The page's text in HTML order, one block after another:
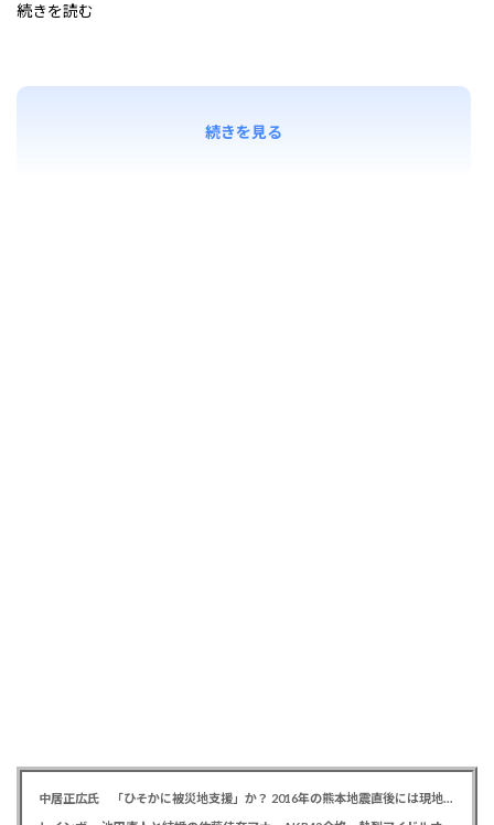
続きを読む
続きを見る
中居正広氏 「ひそかに被災地支援」か？ 2016年の熊本地震直後には現地で炊き出し 親友・松本人志の闘病に心を痛め、頻繁に連絡も